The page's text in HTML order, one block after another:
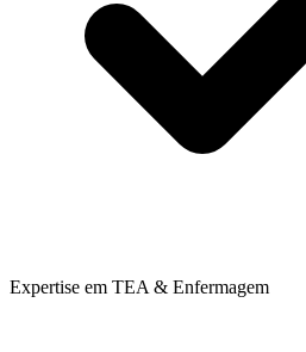
Expertise em TEA & Enfermagem